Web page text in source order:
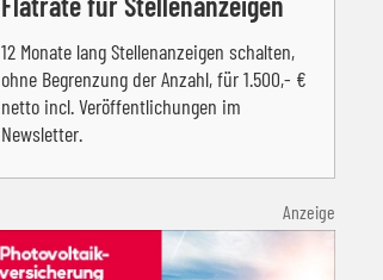
12 Monate lang Stellenanzeigen schalten,
ohne Begrenzung der Anzahl, für 1.500,- €
netto incl. Veröffentlichungen im
Newsletter.
Anzeige